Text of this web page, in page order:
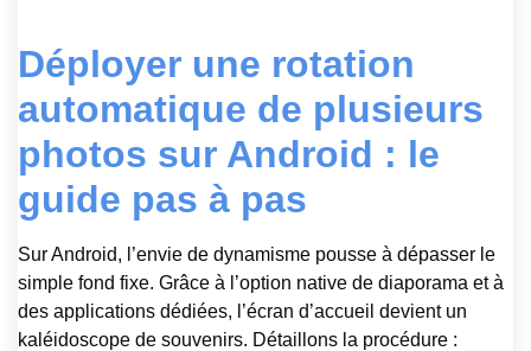
Déployer une rotation
automatique de plusieurs
photos sur Android : le
guide pas à pas
Sur Android, l’envie de dynamisme pousse à dépasser le
simple fond fixe. Grâce à l’option native de diaporama et à
des applications dédiées, l’écran d’accueil devient un
kaléidoscope de souvenirs. Détaillons la procédure :